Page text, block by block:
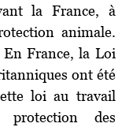
la France, à
animale.
En France, la Loi
ont été
loi au travail
protection des